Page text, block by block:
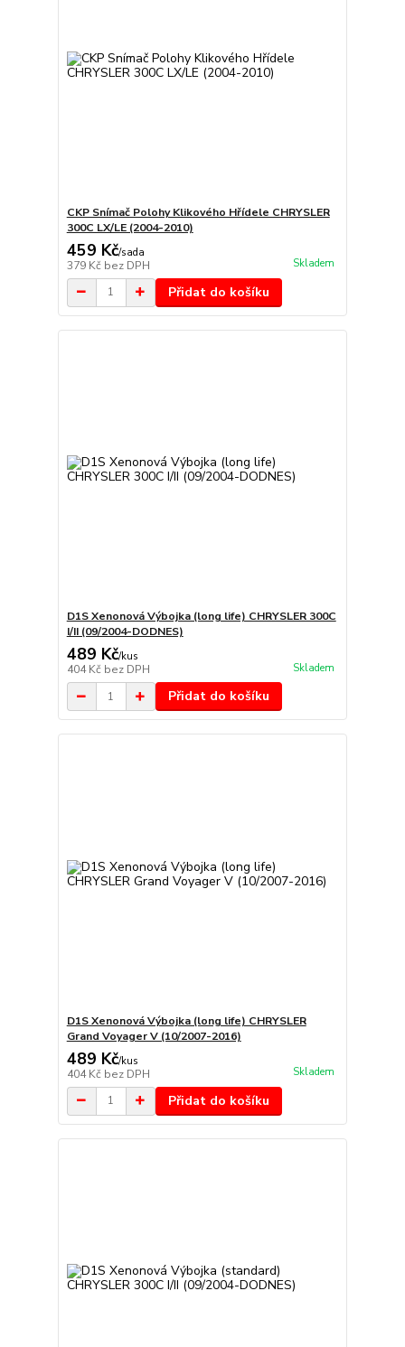
CKP Snímač Polohy Klikového Hřídele CHRYSLER
300C LX/LE (2004-2010)
459 Kč/sada
379 Kč bez DPH Skladem
Přidat do košíku
D1S Xenonová Výbojka (long life) CHRYSLER 300C
I/II (09/2004-DODNES)
489 Kč/kus
404 Kč bez DPH Skladem
Přidat do košíku
D1S Xenonová Výbojka (long life) CHRYSLER
Grand Voyager V (10/2007-2016)
489 Kč/kus
404 Kč bez DPH Skladem
Přidat do košíku